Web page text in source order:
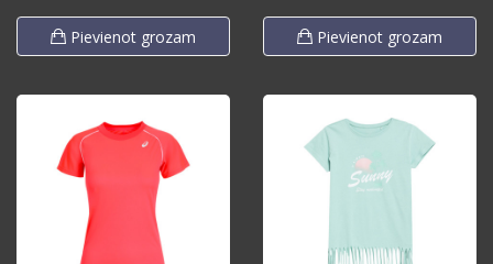
Pievienot grozam Pievienot grozam